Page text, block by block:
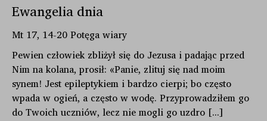
Ewangelia dnia
Mt 17, 14-20 Potęga wiary
Pewien człowiek zbliżył się do Jezusa i padając przed
Nim na kolana, prosił: «Panie, zlituj się nad moim
synem! Jest epileptykiem i bardzo cierpi; bo często
wpada w ogień, a często w wodę. Przyprowadziłem go
do Twoich uczniów, lecz nie mogli go uzdro [...]